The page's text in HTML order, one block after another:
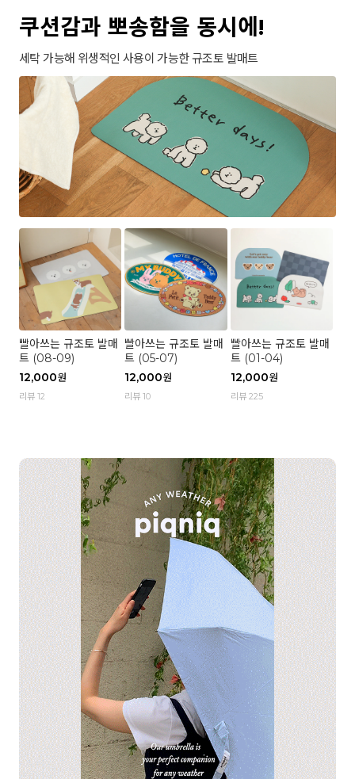
쿠션감과 뽀송함을 동시에!
세탁 가능해 위생적인 사용이 가능한 규조토 발매트
빨아쓰는 규조토 발매
트 (08-09)
12,000원
리뷰 12
빨아쓰는 규조토 발매
트 (05-07)
12,000원
리뷰 10
빨아쓰는 규조토 발매
트 (01-04)
12,000원
리뷰 225